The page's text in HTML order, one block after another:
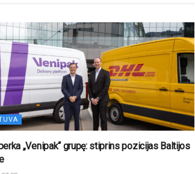
„Venipak“ grupę: stiprins pozicijas Baltijos